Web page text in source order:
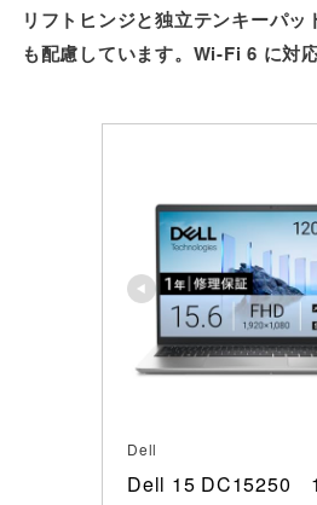
リフトヒンジと独立テンキーパ
も配慮しています。Wi-Fi 6 に対応
Dell
Dell 15 DC15250　